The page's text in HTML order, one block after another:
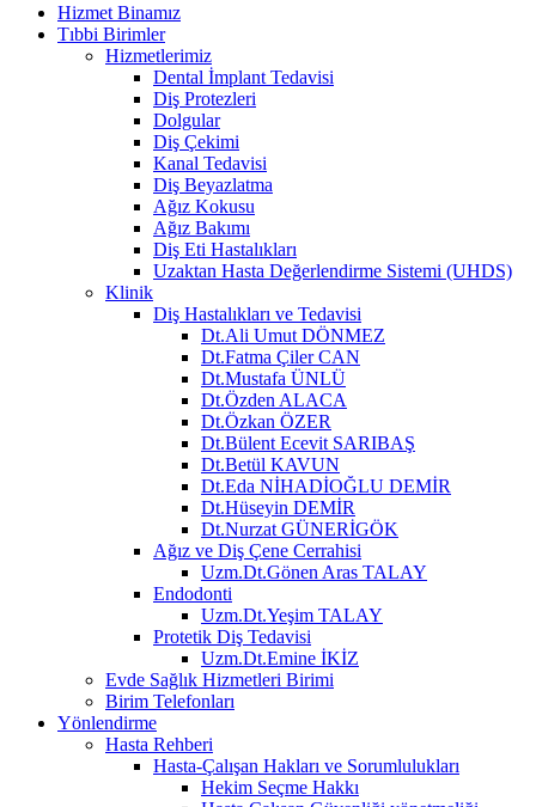
Hizmet Binamız
Tıbbi Birimler
Hizmetlerimiz
Dental İmplant Tedavisi
Diş Protezleri
Dolgular
Diş Çekimi
Kanal Tedavisi
Diş Beyazlatma
Ağız Kokusu
Ağız Bakımı
Diş Eti Hastalıkları
Uzaktan Hasta Değerlendirme Sistemi (UHDS)
Klinik
Diş Hastalıkları ve Tedavisi
Dt.Ali Umut DÖNMEZ
Dt.Fatma Çiler CAN
Dt.Mustafa ÜNLÜ
Dt.Özden ALACA
Dt.Özkan ÖZER
Dt.Bülent Ecevit SARIBAŞ
Dt.Betül KAVUN
Dt.Eda NİHADİOĞLU DEMİR
Dt.Hüseyin DEMİR
Dt.Nurzat GÜNERİGÖK
Ağız ve Diş Çene Cerrahisi
Uzm.Dt.Gönen Aras TALAY
Endodonti
Uzm.Dt.Yeşim TALAY
Protetik Diş Tedavisi
Uzm.Dt.Emine İKİZ
Evde Sağlık Hizmetleri Birimi
Birim Telefonları
Yönlendirme
Hasta Rehberi
Hasta-Çalışan Hakları ve Sorumlulukları
Hekim Seçme Hakkı